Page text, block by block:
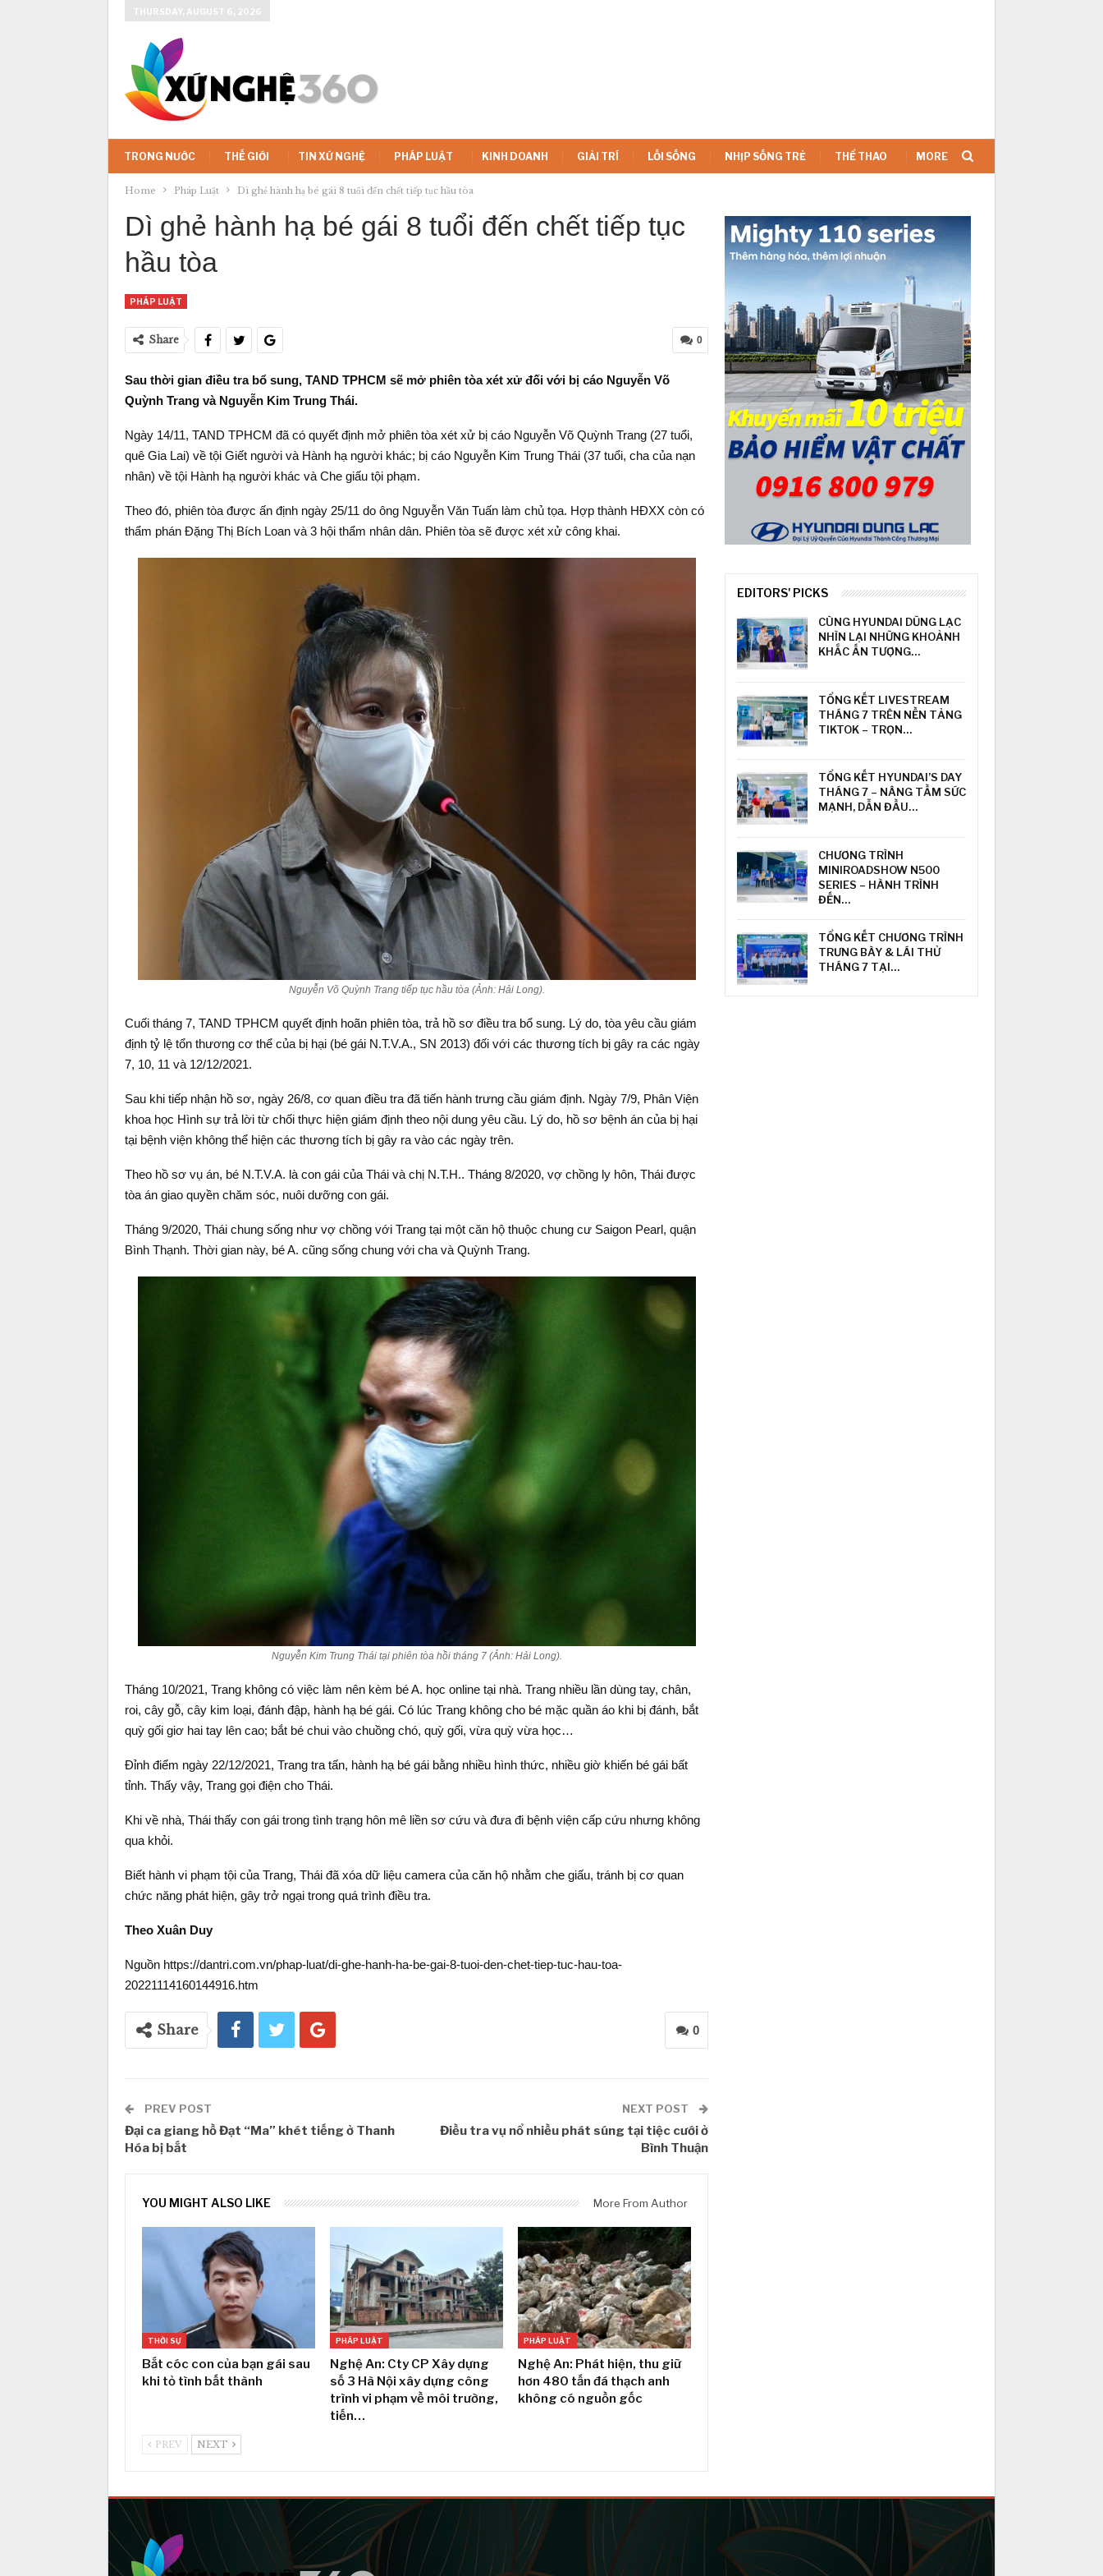
THURSDAY, AUGUST 6, 2026
TRONG NƯỚC THẾ GIỚI TIN XỨ NGHỆ PHÁP LUẬT KINH DOANH GIẢI TRÍ LỐI SỐNG NHỊP SỐNG TRẺ THỂ THAO MORE
Home Pháp Luật Dì ghẻ hành hạ bé gái 8 tuổi đến chết tiếp tục hầu tòa
Dì ghẻ hành hạ bé gái 8 tuổi đến chết tiếp tục
hầu tòa
PHÁP LUẬT
0
Share
Sau thời gian điều tra bổ sung, TAND TPHCM sẽ mở phiên tòa xét xử đối với bị cáo Nguyễn Võ
Quỳnh Trang và Nguyễn Kim Trung Thái.
Ngày 14/11, TAND TPHCM đã có quyết định mở phiên tòa xét xử bị cáo Nguyễn Võ Quỳnh Trang (27 tuổi,
quê Gia Lai) về tội Giết người và Hành hạ người khác; bị cáo Nguyễn Kim Trung Thái (37 tuổi, cha của nạn
nhân) về tội Hành hạ người khác và Che giấu tội phạm.
Theo đó, phiên tòa được ấn định ngày 25/11 do ông Nguyễn Văn Tuấn làm chủ tọa. Hợp thành HĐXX còn có
thẩm phán Đặng Thị Bích Loan và 3 hội thẩm nhân dân. Phiên tòa sẽ được xét xử công khai.
Nguyễn Võ Quỳnh Trang tiếp tục hầu tòa (Ảnh: Hải Long).
Cuối tháng 7, TAND TPHCM quyết định hoãn phiên tòa, trả hồ sơ điều tra bổ sung. Lý do, tòa yêu cầu giám
định tỷ lệ tổn thương cơ thể của bị hại (bé gái N.T.V.A., SN 2013) đối với các thương tích bị gây ra các ngày
7, 10, 11 và 12/12/2021.
Sau khi tiếp nhận hồ sơ, ngày 26/8, cơ quan điều tra đã tiến hành trưng cầu giám định. Ngày 7/9, Phân Viện
khoa học Hình sự trả lời từ chối thực hiện giám định theo nội dung yêu cầu. Lý do, hồ sơ bệnh án của bị hại
tại bệnh viện không thể hiện các thương tích bị gây ra vào các ngày trên.
Theo hồ sơ vụ án, bé N.T.V.A. là con gái của Thái và chị N.T.H.. Tháng 8/2020, vợ chồng ly hôn, Thái được
tòa án giao quyền chăm sóc, nuôi dưỡng con gái.
Tháng 9/2020, Thái chung sống như vợ chồng với Trang tại một căn hộ thuộc chung cư Saigon Pearl, quận
Bình Thạnh. Thời gian này, bé A. cũng sống chung với cha và Quỳnh Trang.
Nguyễn Kim Trung Thái tại phiên tòa hồi tháng 7 (Ảnh: Hải Long).
Tháng 10/2021, Trang không có việc làm nên kèm bé A. học online tại nhà. Trang nhiều lần dùng tay, chân,
roi, cây gỗ, cây kim loại, đánh đập, hành hạ bé gái. Có lúc Trang không cho bé mặc quần áo khi bị đánh, bắt
quỳ gối giơ hai tay lên cao; bắt bé chui vào chuồng chó, quỳ gối, vừa quỳ vừa học…
Đỉnh điểm ngày 22/12/2021, Trang tra tấn, hành hạ bé gái bằng nhiều hình thức, nhiều giờ khiến bé gái bất
tỉnh. Thấy vậy, Trang gọi điện cho Thái.
Khi về nhà, Thái thấy con gái trong tình trạng hôn mê liền sơ cứu và đưa đi bệnh viện cấp cứu nhưng không
qua khỏi.
Biết hành vi phạm tội của Trang, Thái đã xóa dữ liệu camera của căn hộ nhằm che giấu, tránh bị cơ quan
chức năng phát hiện, gây trở ngại trong quá trình điều tra.
Theo Xuân Duy
Nguồn https://dantri.com.vn/phap-luat/di-ghe-hanh-ha-be-gai-8-tuoi-den-chet-tiep-tuc-hau-toa-
20221114160144916.htm
0
Share
PREV POST
Đại ca giang hồ Đạt “Ma” khét tiếng ở Thanh
Hóa bị bắt
NEXT POST
Điều tra vụ nổ nhiều phát súng tại tiệc cưới ở
Bình Thuận
YOU MIGHT ALSO LIKE More From Author
THỜI SỰ
Bắt cóc con của bạn gái sau
khi tỏ tình bất thành
PHÁP LUẬT
Nghệ An: Cty CP Xây dựng
số 3 Hà Nội xây dựng công
trình vi phạm về môi trường,
tiến…
PHÁP LUẬT
Nghệ An: Phát hiện, thu giữ
hơn 480 tấn đá thạch anh
không có nguồn gốc
PREV NEXT
EDITORS' PICKS
CÙNG HYUNDAI DŨNG LẠC
NHÌN LẠI NHỮNG KHOẢNH
KHẮC ẤN TƯỢNG…
TỔNG KẾT LIVESTREAM
THÁNG 7 TRÊN NỀN TẢNG
TIKTOK – TRỌN…
TỔNG KẾT HYUNDAI’S DAY
THÁNG 7 – NÂNG TẦM SỨC
MẠNH, DẪN ĐẦU…
CHƯƠNG TRÌNH
MINIROADSHOW N500
SERIES – HÀNH TRÌNH
ĐẾN…
TỔNG KẾT CHƯƠNG TRÌNH
TRƯNG BÀY & LÁI THỬ
THÁNG 7 TẠI…